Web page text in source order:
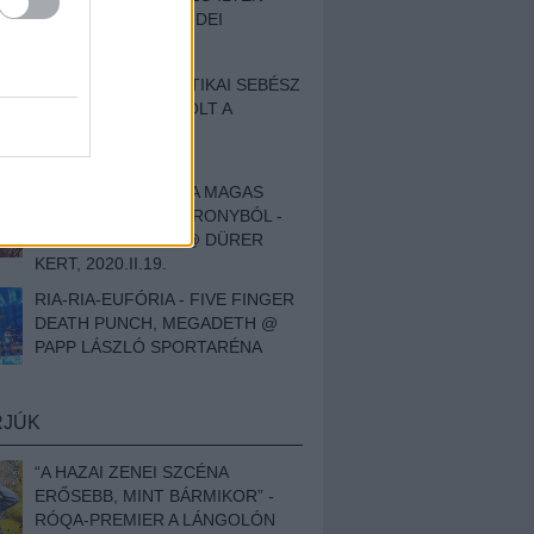
BESZÁMOLÓNK AZ IDEI
EGY HALLÁSPLASZTIKAI SEBÉSZ
NAPLÓJA - ILYEN VOLT A
DOKUMENTUMFILM
MÉLY FÉRFIBÁNAT A MAGAS
ELEFÁNTCSONTTORONYBÓL -
LEPROUS, KLONE @ DÜRER
KERT, 2020.II.19.
RIA-RIA-EUFÓRIA - FIVE FINGER
DEATH PUNCH, MEGADETH @
PAPP LÁSZLÓ SPORTARÉNA
“A HAZAI ZENEI SZCÉNA
ERŐSEBB, MINT BÁRMIKOR” -
RÓQA-PREMIER A LÁNGOLÓN